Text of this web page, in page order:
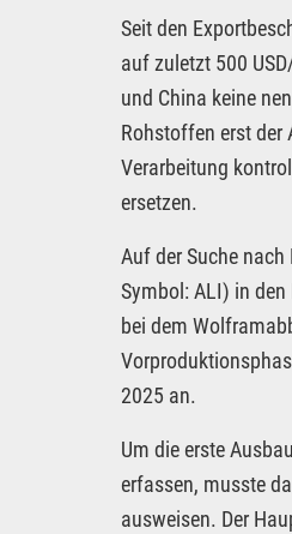
Seit den
auf zuletzt 500
und China keine
Rohstoffen erst der
Verarbeitung
ersetzen.
Auf der Suche
Symbol: ALI) in
bei dem
2025 an.
Um die erste
erfassen, musste
ausweisen. Der